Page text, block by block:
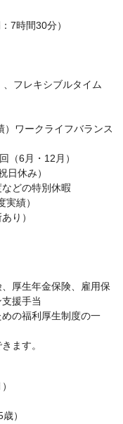
7時間30分）
、フレキシブルタイム
）ワークライフバランス
（6月・12月）
日休み）
どの特別休暇
績）
り）
厚生年金保険、雇用保
援手当
の福利厚生制度の一
ます。
）